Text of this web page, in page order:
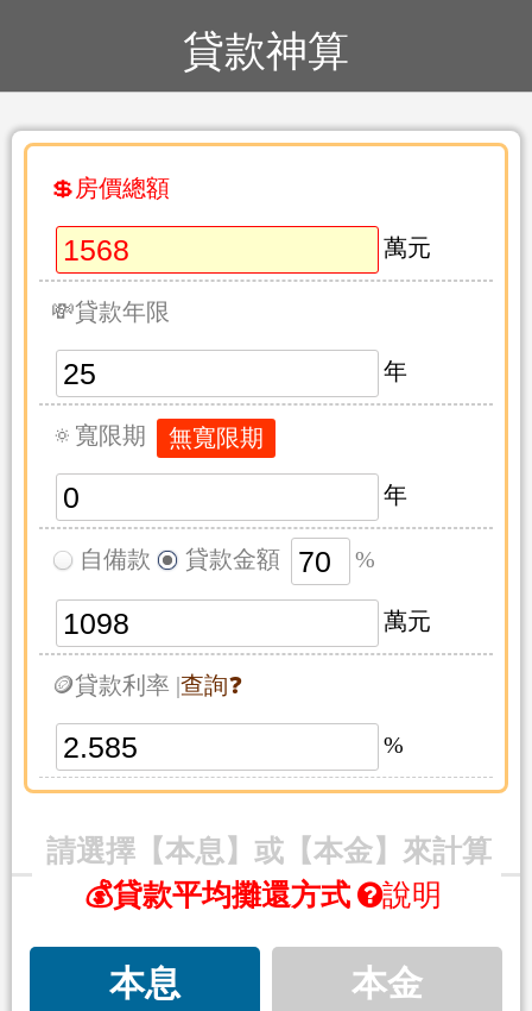
貸款神算
💲房價總額
萬元
💸貸款年限
年
🔅寬限期
年
自備款 貸款金額 %
萬元
🪙貸款利率 |查詢❓
%
請選擇【本息】或【本金】來計算
💰貸款平均攤還方式
說明
本息 本金